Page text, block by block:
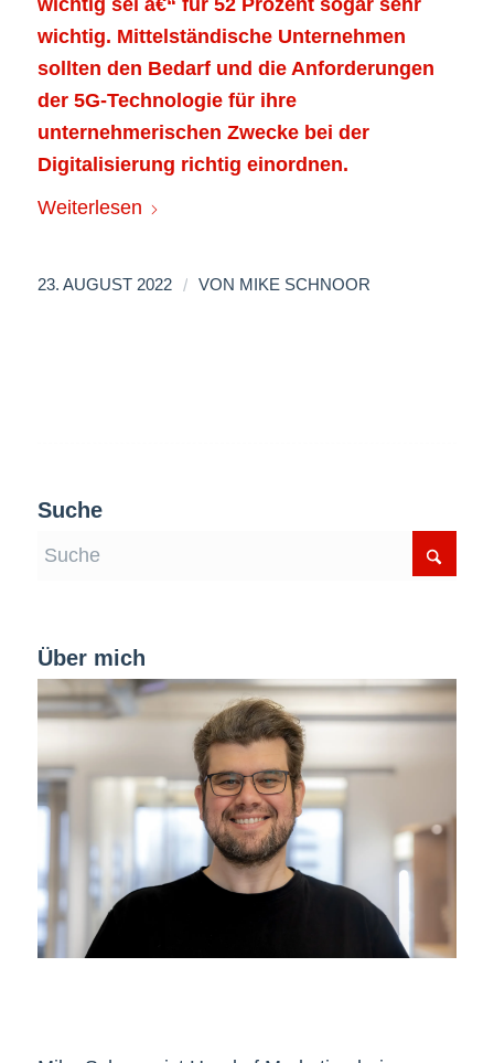
wichtig. Mittelständische Unternehmen
sollten den Bedarf und die Anforderungen
der 5G-Technologie für ihre
unternehmerischen Zwecke bei der
Digitalisierung richtig einordnen.
Weiterlesen
23. AUGUST 2022 / VON MIKE SCHNOOR
Suche
Über mich